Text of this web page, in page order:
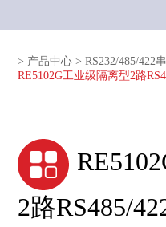
> 产品中心 >RS232/485/422
RE5102G工业级隔离型2路
2路RS485/